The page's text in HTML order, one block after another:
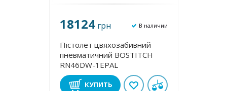
18124 грн В наличии
Пістолет цвяхозабивний
пневматичний BOSTITCH
RN46DW-1EPAL
КУПИТЬ